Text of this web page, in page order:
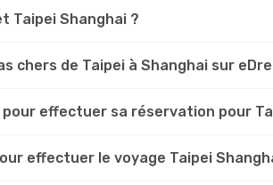
Taipei Shanghai ?
chers de Taipei à Shanghai sur
effectuer sa réservation pour
effectuer le voyage Taipei